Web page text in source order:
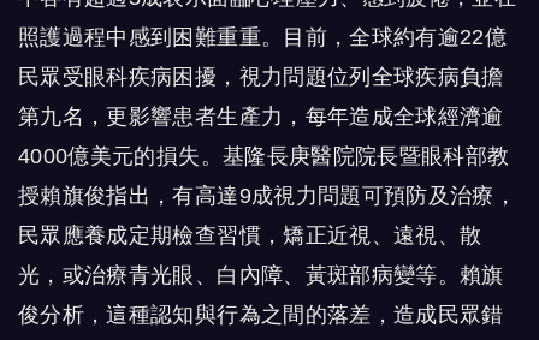
照護過程中感到困難重重。目前，全球約有逾22億
民眾受眼科疾病困擾，視力問題位列全球疾病負擔
第九名，更影響患者生產力，每年造成全球經濟逾
4000億美元的損失。基隆長庚醫院院長暨眼科部教
授賴旗俊指出，有高達9成視力問題可預防及治療，
民眾應養成定期檢查習慣，矯正近視、遠視、散
光，或治療青光眼、白內障、黃斑部病變等。賴旗
俊分析，這種認知與行為之間的落差，造成民眾錯